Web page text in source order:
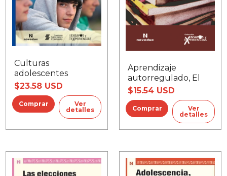
Culturas
adolescentes
$23.58 USD
Ver
detalles
Aprendizaje
autorregulado, El
$15.54 USD
Ver
detalles